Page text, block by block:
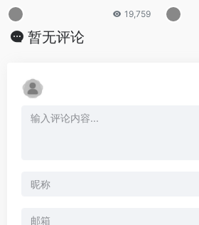
19,759
暂无评论